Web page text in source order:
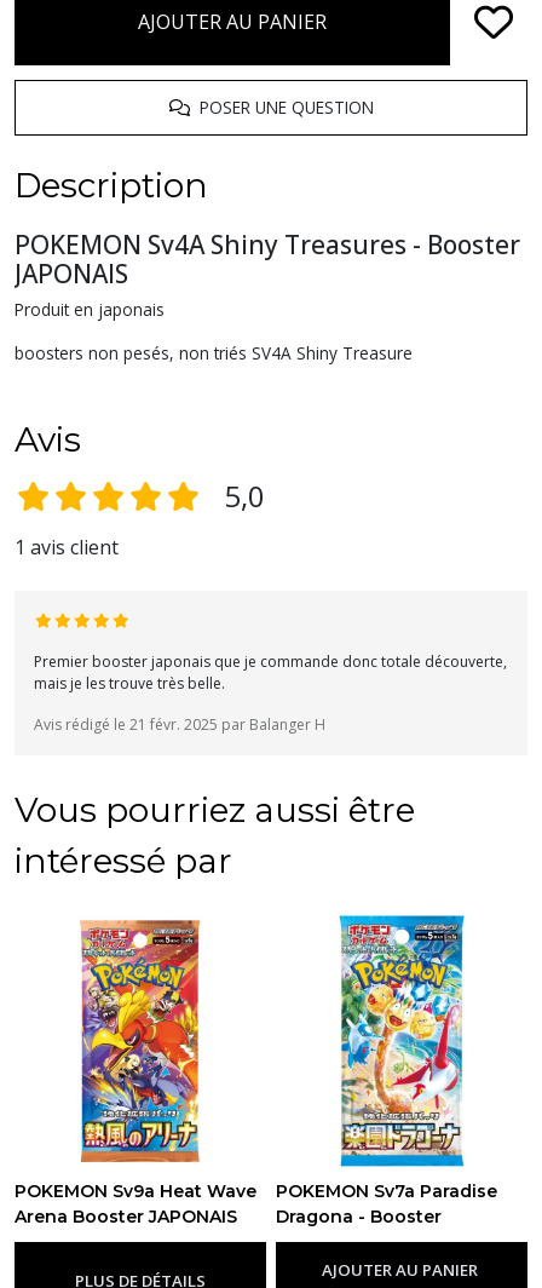
AJOUTER AU PANIER
POSER UNE QUESTION
Description
POKEMON Sv4A Shiny Treasures - Booster
JAPONAIS
Produit en japonais
boosters non pesés, non triés SV4A Shiny Treasure
Avis
5,0
1 avis client
Premier booster japonais que je commande donc totale découverte,
mais je les trouve très belle.
Avis rédigé le 21 févr. 2025 par Balanger H
Vous pourriez aussi être
intéressé par
POKEMON Sv9a Heat Wave
Arena Booster JAPONAIS
-Japonais
PLUS DE DÉTAILS
POKEMON Sv7a Paradise
Dragona - Booster
JAPONAIS-Japonais
AJOUTER AU PANIER